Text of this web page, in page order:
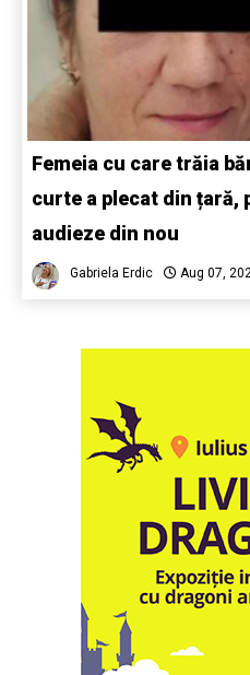
Femeia cu care trăia
curte a plecat din țară,
audieze din nou
Gabriela Erdic Aug 07,